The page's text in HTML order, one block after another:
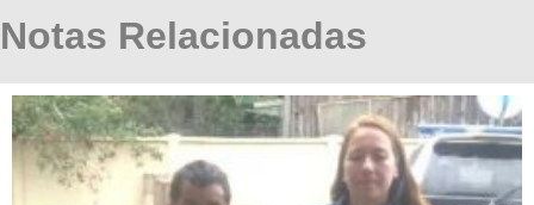
Notas Relacionadas